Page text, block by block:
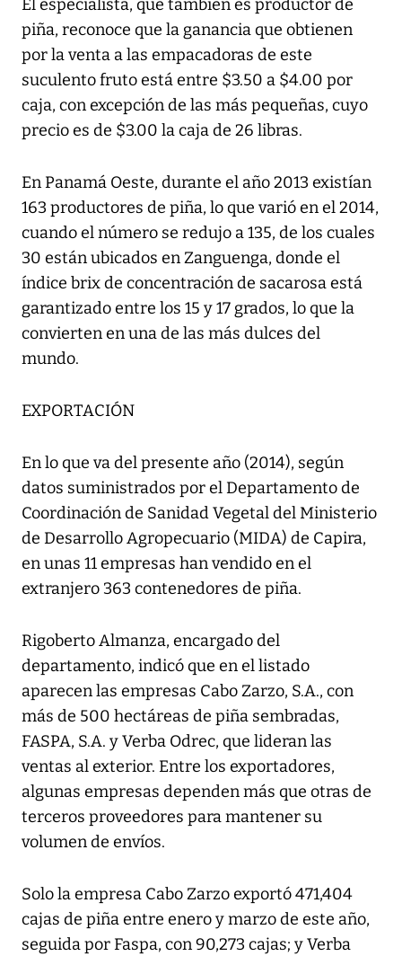
El especialista, que también es productor de
piña, reconoce que la ganancia que obtienen
por la venta a las empacadoras de este
suculento fruto está entre $3.50 a $4.00 por
caja, con excepción de las más pequeñas, cuyo
precio es de $3.00 la caja de 26 libras.
En Panamá Oeste, durante el año 2013 existían
163 productores de piña, lo que varió en el 2014,
cuando el número se redujo a 135, de los cuales
30 están ubicados en Zanguenga, donde el
índice brix de concentración de sacarosa está
garantizado entre los 15 y 17 grados, lo que la
convierten en una de las más dulces del
mundo.
EXPORTACIÓN
En lo que va del presente año (2014), según
datos suministrados por el Departamento de
Coordinación de Sanidad Vegetal del Ministerio
de Desarrollo Agropecuario (MIDA) de Capira,
en unas 11 empresas han vendido en el
extranjero 363 contenedores de piña.
Rigoberto Almanza, encargado del
departamento, indicó que en el listado
aparecen las empresas Cabo Zarzo, S.A., con
más de 500 hectáreas de piña sembradas,
FASPA, S.A. y Verba Odrec, que lideran las
ventas al exterior. Entre los exportadores,
algunas empresas dependen más que otras de
terceros proveedores para mantener su
volumen de envíos.
Solo la empresa Cabo Zarzo exportó 471,404
cajas de piña entre enero y marzo de este año,
seguida por Faspa, con 90,273 cajas; y Verba